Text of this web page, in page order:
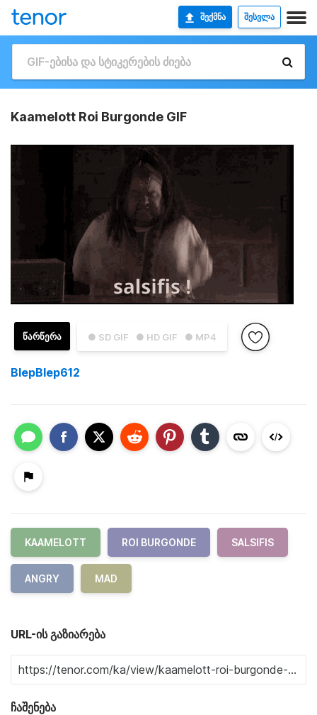
ᲨᲔᲥᲛᲜᲐ ᲨᲔᲡᲕᲚᲐ
Kaamelott Roi Burgonde GIF
● SD GIF ● HD GIF ● MP4
ᲬᲐᲠᲬᲔᲠᲐ
BlepBlep612
KAAMELOTT ROI BURGONDE SALSIFIS
ANGRY MAD
URL-ის გაზიარება
ჩაშენება